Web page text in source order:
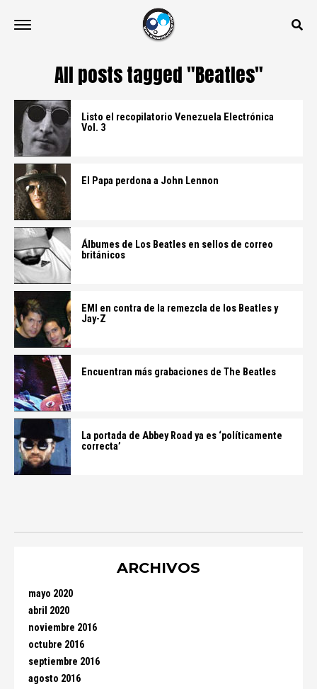
All posts tagged "Beatles"
Listo el recopilatorio Venezuela Electrónica
Vol. 3
El Papa perdona a John Lennon
Álbumes de Los Beatles en sellos de correo
británicos
EMI en contra de la remezcla de los Beatles y
Jay-Z
Encuentran más grabaciones de The Beatles
La portada de Abbey Road ya es ‘políticamente
correcta’
ARCHIVOS
mayo 2020
abril 2020
noviembre 2016
octubre 2016
septiembre 2016
agosto 2016